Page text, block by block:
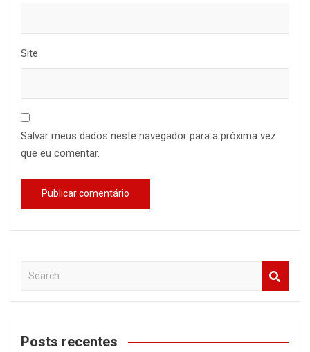
Site
Salvar meus dados neste navegador para a próxima vez
que eu comentar.
a
c
Posts recentes